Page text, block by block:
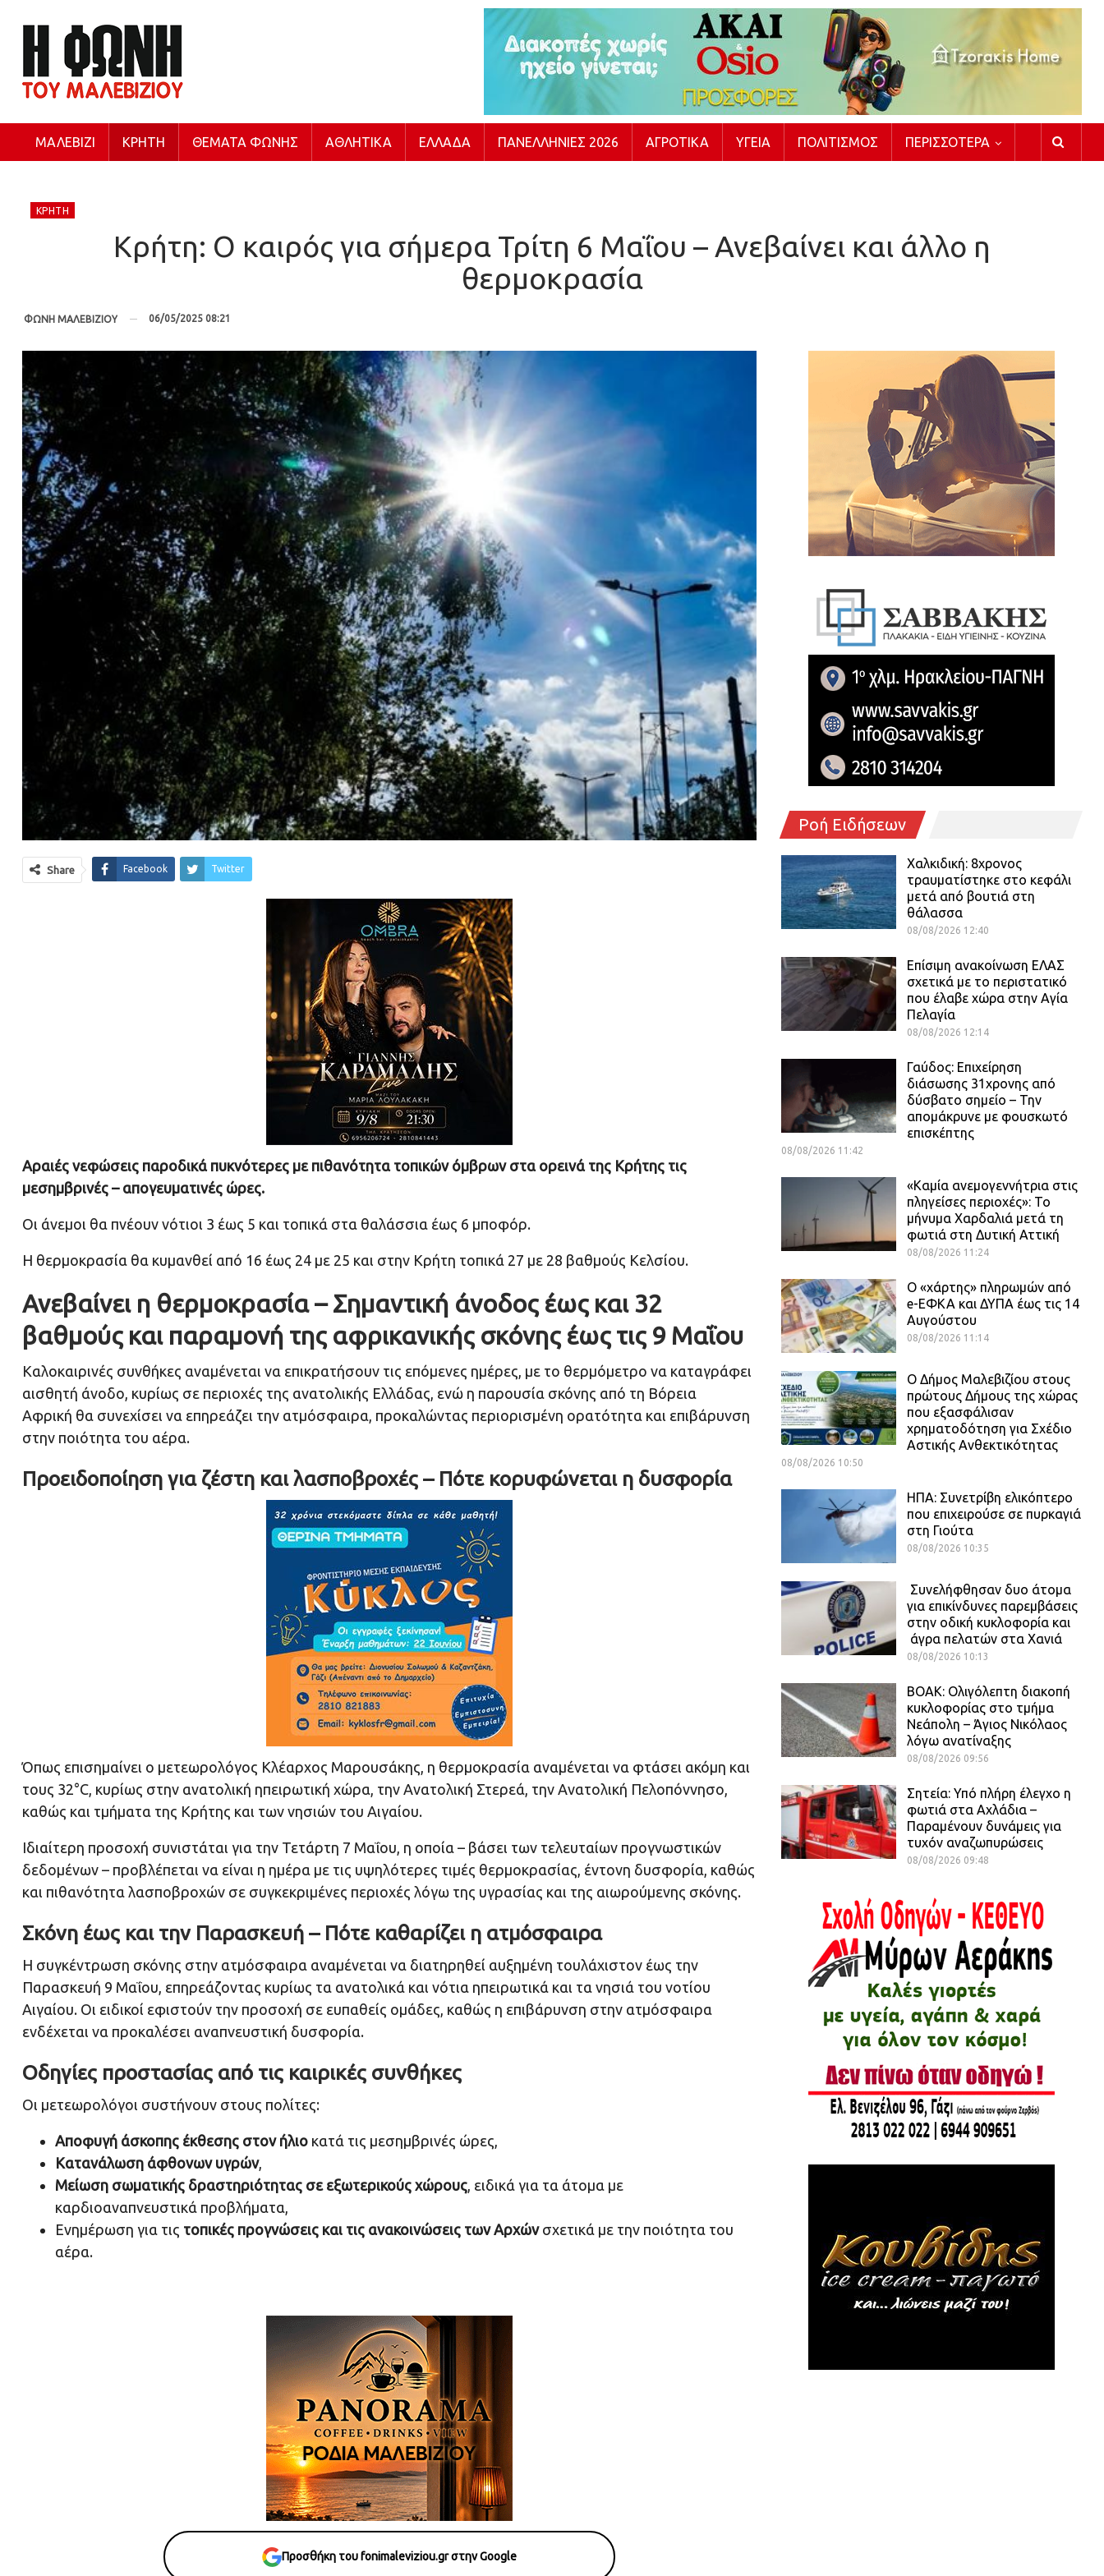
ΜΑΛΕΒΊΖΙ ΚΡΉΤΗ ΘΈΜΑΤΑ ΦΩΝΉΣ ΑΘΛΗΤΙΚΆ ΕΛΛΆΔΑ ΠΑΝΕΛΛΉΝΙΕΣ 2026 ΑΓΡΟΤΙΚΆ ΥΓΕΊΑ ΠΟΛΙΤΙΣΜΌΣ ΠΕΡΙΣΣΌΤΕΡΑ
ΚΡΉΤΗ
Κρήτη: Ο καιρός για σήμερα Τρίτη 6 Μαΐου – Ανεβαίνει και άλλο η
θερμοκρασία
ΦΩΝΗ ΜΑΛΕΒΙΖΙΟΥ 06/05/2025 08:21
Share Facebook Twitter
Αραιές νεφώσεις παροδικά πυκνότερες με πιθανότητα τοπικών όμβρων στα ορεινά της Κρήτης τις
μεσημβρινές – απογευματινές ώρες.
Οι άνεμοι θα πνέουν νότιοι 3 έως 5 και τοπικά στα θαλάσσια έως 6 μποφόρ.
Η θερμοκρασία θα κυμανθεί από 16 έως 24 με 25 και στην Κρήτη τοπικά 27 με 28 βαθμούς Κελσίου.
Ανεβαίνει η θερμοκρασία – Σημαντική άνοδος έως και 32
βαθμούς και παραμονή της αφρικανικής σκόνης έως τις 9 Μαΐου
Καλοκαιρινές συνθήκες αναμένεται να επικρατήσουν τις επόμενες ημέρες, με το θερμόμετρο να καταγράφει
αισθητή άνοδο, κυρίως σε περιοχές της ανατολικής Ελλάδας, ενώ η παρουσία σκόνης από τη Βόρεια
Αφρική θα συνεχίσει να επηρεάζει την ατμόσφαιρα, προκαλώντας περιορισμένη ορατότητα και επιβάρυνση
στην ποιότητα του αέρα.
Προειδοποίηση για ζέστη και λασποβροχές – Πότε κορυφώνεται η δυσφορία
Όπως επισημαίνει ο μετεωρολόγος Κλέαρχος Μαρουσάκης, η θερμοκρασία αναμένεται να φτάσει ακόμη και
τους 32°C, κυρίως στην ανατολική ηπειρωτική χώρα, την Ανατολική Στερεά, την Ανατολική Πελοπόννησο,
καθώς και τμήματα της Κρήτης και των νησιών του Αιγαίου.
Ιδιαίτερη προσοχή συνιστάται για την Τετάρτη 7 Μαΐου, η οποία – βάσει των τελευταίων προγνωστικών
δεδομένων – προβλέπεται να είναι η ημέρα με τις υψηλότερες τιμές θερμοκρασίας, έντονη δυσφορία, καθώς
και πιθανότητα λασποβροχών σε συγκεκριμένες περιοχές λόγω της υγρασίας και της αιωρούμενης σκόνης.
Σκόνη έως και την Παρασκευή – Πότε καθαρίζει η ατμόσφαιρα
Η συγκέντρωση σκόνης στην ατμόσφαιρα αναμένεται να διατηρηθεί αυξημένη τουλάχιστον έως την
Παρασκευή 9 Μαΐου, επηρεάζοντας κυρίως τα ανατολικά και νότια ηπειρωτικά και τα νησιά του νοτίου
Αιγαίου. Οι ειδικοί εφιστούν την προσοχή σε ευπαθείς ομάδες, καθώς η επιβάρυνση στην ατμόσφαιρα
ενδέχεται να προκαλέσει αναπνευστική δυσφορία.
Οδηγίες προστασίας από τις καιρικές συνθήκες
Οι μετεωρολόγοι συστήνουν στους πολίτες:
Αποφυγή άσκοπης έκθεσης στον ήλιο κατά τις μεσημβρινές ώρες,
Κατανάλωση άφθονων υγρών,
Μείωση σωματικής δραστηριότητας σε εξωτερικούς χώρους, ειδικά για τα άτομα με
καρδιοαναπνευστικά προβλήματα,
Ενημέρωση για τις τοπικές προγνώσεις και τις ανακοινώσεις των Αρχώνσχετικά με την ποιότητα του
αέρα.
Προσθήκη του fonimaleviziou.gr στην Google
Ροή Ειδήσεων
Χαλκιδική: 8χρονος
τραυματίστηκε στο κεφάλι
μετά από βουτιά στη
θάλασσα
08/08/2026 12:40
Επίσιμη ανακοίνωση ΕΛΑΣ
σχετικά με το περιστατικό
που έλαβε χώρα στην Αγία
Πελαγία
08/08/2026 12:14
Γαύδος: Επιχείρηση
διάσωσης 31χρονης από
δύσβατο σημείο – Την
απομάκρυνε με φουσκωτό
επισκέπτης
08/08/2026 11:42
«Καμία ανεμογεννήτρια στις
πληγείσες περιοχές»: Το
μήνυμα Χαρδαλιά μετά τη
φωτιά στη Δυτική Αττική
08/08/2026 11:24
Ο «χάρτης» πληρωμών από
e-ΕΦΚΑ και ΔΥΠΑ έως τις 14
Αυγούστου
08/08/2026 11:14
Ο Δήμος Μαλεβιζίου στους
πρώτους Δήμους της χώρας
που εξασφάλισαν
χρηματοδότηση για Σχέδιο
Αστικής Ανθεκτικότητας
08/08/2026 10:50
ΗΠΑ: Συνετρίβη ελικόπτερο
που επιχειρούσε σε πυρκαγιά
στη Γιούτα
08/08/2026 10:35
Συνελήφθησαν δυο άτομα
για επικίνδυνες παρεμβάσεις
στην οδική κυκλοφορία και
άγρα πελατών στα Χανιά
08/08/2026 10:13
ΒΟΑΚ: Ολιγόλεπτη διακοπή
κυκλοφορίας στο τμήμα
Νεάπολη – Άγιος Νικόλαος
λόγω ανατίναξης
08/08/2026 09:56
Σητεία: Υπό πλήρη έλεγχο η
φωτιά στα Αχλάδια –
Παραμένουν δυνάμεις για
τυχόν αναζωπυρώσεις
08/08/2026 09:48